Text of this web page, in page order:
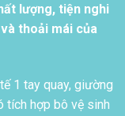
lượng, tiện nghi
thoải mái của
1 tay quay, giường
tích hợp bô vệ sinh